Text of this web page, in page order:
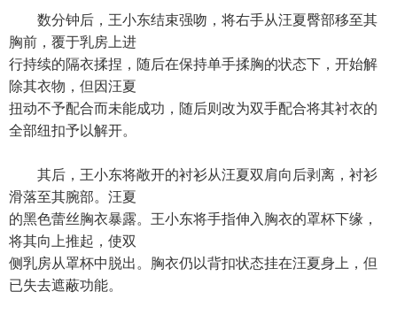
数分钟后，王小东结束强吻，将右手从汪夏臀部移至其
胸前，覆于乳房上进
行持续的隔衣揉捏，随后在保持单手揉胸的状态下，开始解
除其衣物，但因汪夏
扭动不予配合而未能成功，随后则改为双手配合将其衬衣的
全部纽扣予以解开。
其后，王小东将敞开的衬衫从汪夏双肩向后剥离，衬衫
滑落至其腕部。汪夏
的黑色蕾丝胸衣暴露。王小东将手指伸入胸衣的罩杯下缘，
将其向上推起，使双
侧乳房从罩杯中脱出。胸衣仍以背扣状态挂在汪夏身上，但
已失去遮蔽功能。